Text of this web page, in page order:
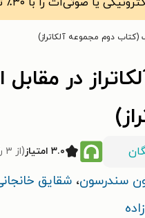
(کتاب دوم مجموعه آلکاتراز)
صوتی
۳.۰ امتیاز (از ۳ رأی)
سندرسون، شقایق